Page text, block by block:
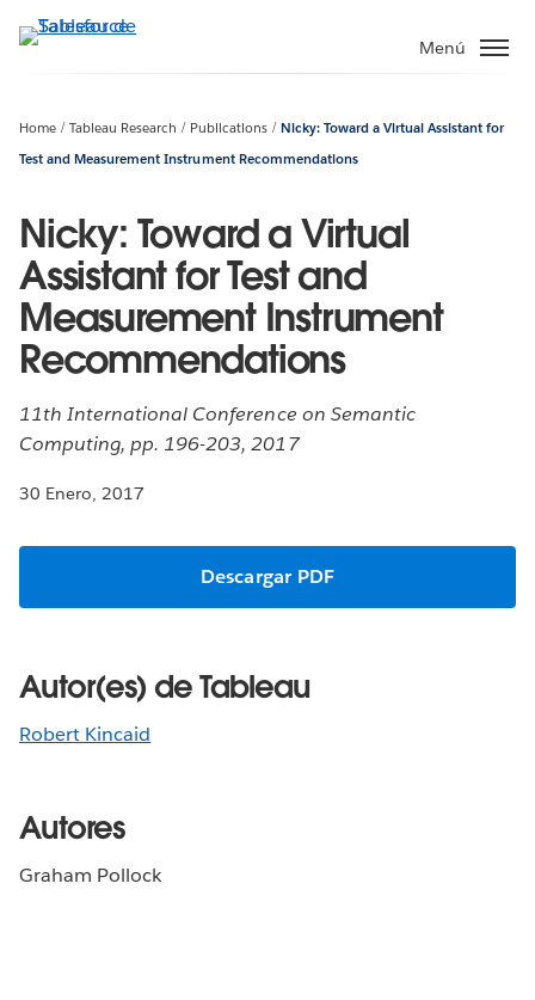
Menú
Home Tableau Research Publications
Nicky: Toward a Virtual Assistant for
Test and Measurement Instrument Recommendations
Nicky: Toward a Virtual
Assistant for Test and
Measurement Instrument
Recommendations
11th International Conference on Semantic
Computing, pp. 196-203, 2017
30 Enero, 2017
Descargar PDF
Autor(es) de Tableau
Robert Kincaid
Autores
Graham Pollock